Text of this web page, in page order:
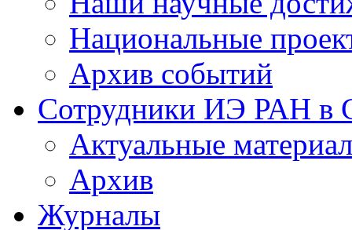
Национальные
Архив событий
Сотрудники ИЭ РАН
Актуальные
Архив
Журналы